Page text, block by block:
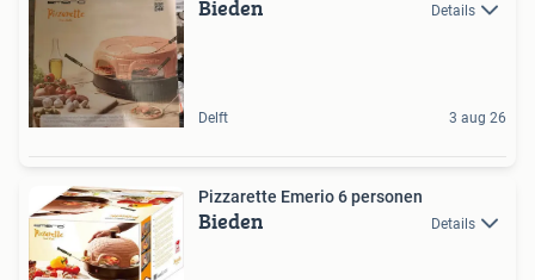
Bieden Details
Delft 3 aug 26
Pizzarette Emerio 6 personen
Bieden Details